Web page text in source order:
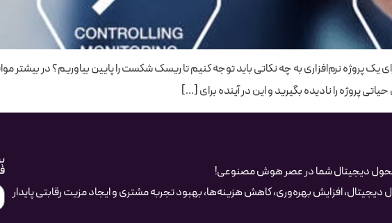
پروژه نرم‌افزاری به چه نکاتی باید توجه کنیم تا ریسک شکست را پایین بیاوریم؟ در بیشتر
پروژه را نادیده بگیرید و این در آینده برای […]
تحول دیجیتال شما در عصر هوش مصنوعی!
افزایش بهره‌وری، کاهش هزینه‌ها، بهبود تجربه مشتری و ایجاد مزیت رقابتی پایدار